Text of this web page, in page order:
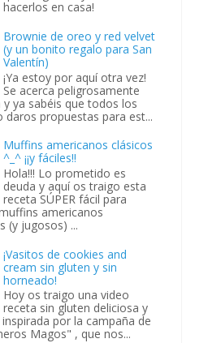
hacerlos en casa!
Brownie de oreo y red velvet
(y un bonito regalo para San
Valentín)
¡Ya estoy por aquí otra vez!
Se acerca peligrosamente
y ya sabéis que todos los
daros propuestas para est...
Muffins americanos clásicos
^_^ ¡¡y fáciles!!
Hola!!! Lo prometido es
deuda y aquí os traigo esta
receta SÚPER fácil para
americanos
(y jugosos) ...
¡Vasitos de cookies and
cream sin gluten y sin
horneado!
Hoy os traigo una video
receta sin gluten deliciosa y
por la campaña de
Magos" , que nos...